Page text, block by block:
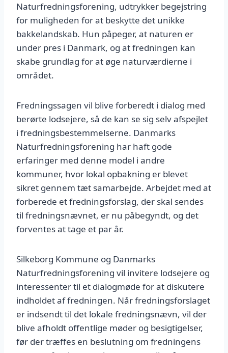
Naturfredningsforening, udtrykker begejstring
for muligheden for at beskytte det unikke
bakkelandskab. Hun påpeger, at naturen er
under pres i Danmark, og at fredningen kan
skabe grundlag for at øge naturværdierne i
området.
Fredningssagen vil blive forberedt i dialog med
berørte lodsejere, så de kan se sig selv afspejlet
i fredningsbestemmelserne. Danmarks
Naturfredningsforening har haft gode
erfaringer med denne model i andre
kommuner, hvor lokal opbakning er blevet
sikret gennem tæt samarbejde. Arbejdet med at
forberede et fredningsforslag, der skal sendes
til fredningsnævnet, er nu påbegyndt, og det
forventes at tage et par år.
Silkeborg Kommune og Danmarks
Naturfredningsforening vil invitere lodsejere og
interessenter til et dialogmøde for at diskutere
indholdet af fredningen. Når fredningsforslaget
er indsendt til det lokale fredningsnævn, vil der
blive afholdt offentlige møder og besigtigelser,
før der træffes en beslutning om fredningens